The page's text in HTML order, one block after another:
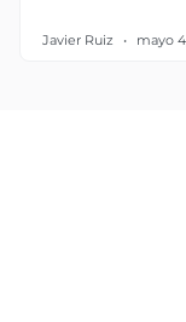
Javier Ruiz mayo